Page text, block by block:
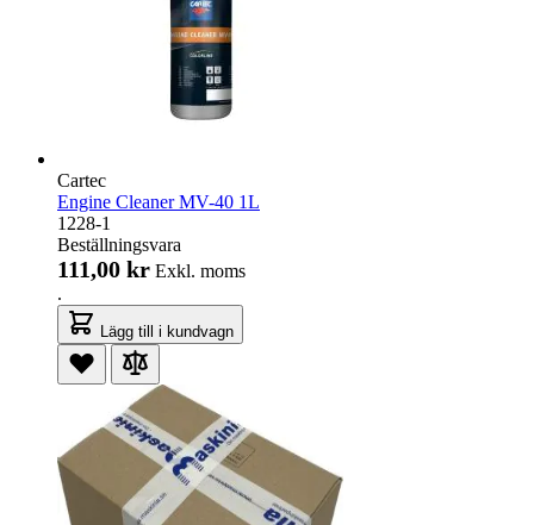
Cartec
Engine Cleaner MV-40 1L
1228-1
Beställningsvara
111,00 kr Exkl. moms
.
Lägg till i kundvagn